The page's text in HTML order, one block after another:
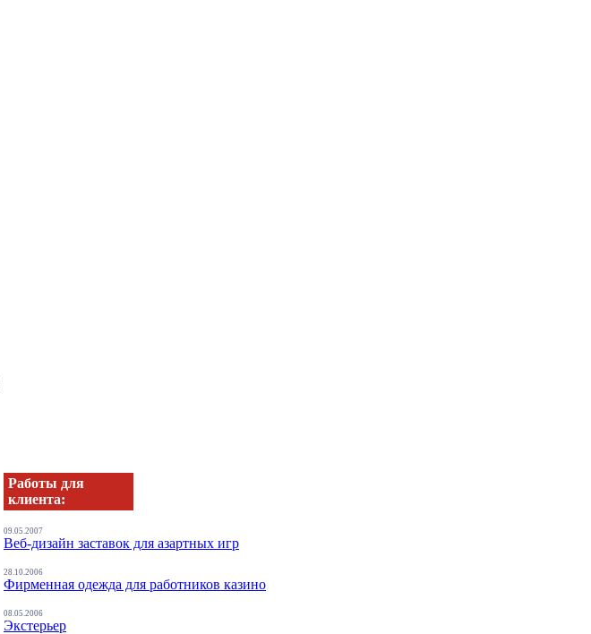
Работы для
клиента:
09.05.2007
Веб-дизайн заставок для азартных игр
28.10.2006
Фирменная одежда для работников казино
08.05.2006
Экстерьер